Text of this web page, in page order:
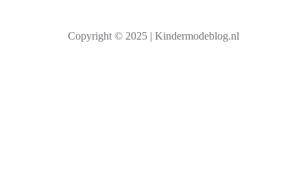
e
Copyright © 2025 | Kindermodeblog.nl